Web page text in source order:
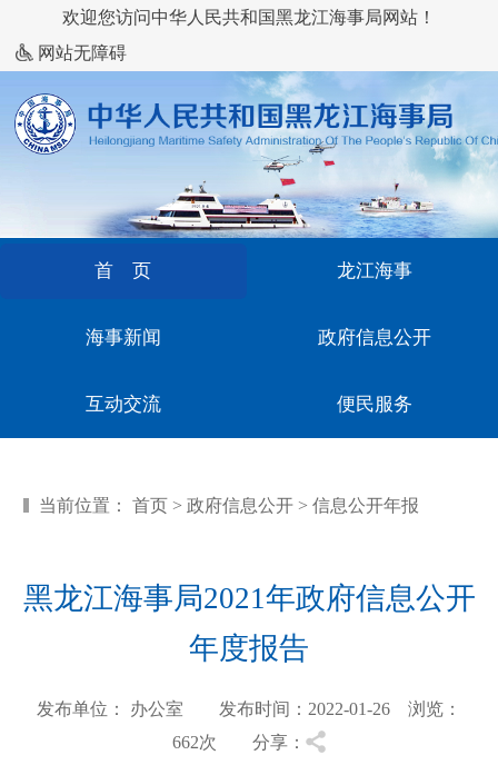
欢迎您访问中华人民共和国黑龙江海事局网站！
网站无障碍
首 页 龙江海事
海事新闻 政府信息公开
互动交流 便民服务
当前位置： 首页 > 政府信息公开 > 信息公开年报
黑龙江海事局2021年政府信息公开
年度报告
发布单位： 办公室 发布时间：2022-01-26 浏览：
662次 分享：